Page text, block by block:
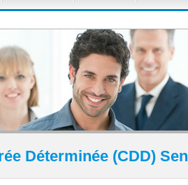
Déterminée (CDD)